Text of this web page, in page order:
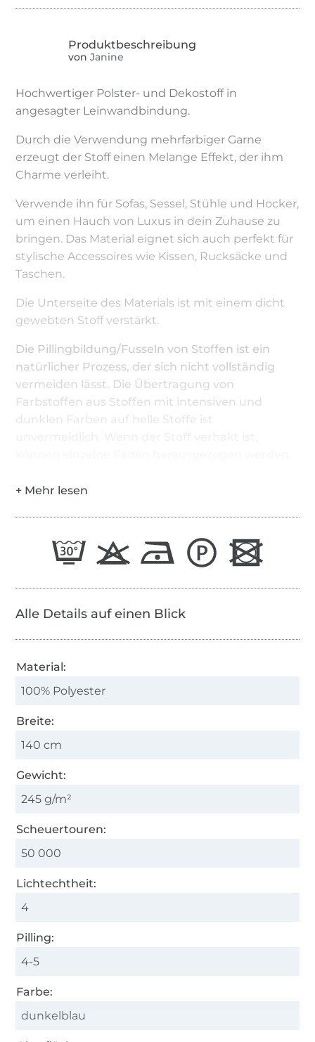
von Janine
Hochwertiger Polster- und Dekostoff in
angesagter Leinwandbindung.
Durch die Verwendung mehrfarbiger Garne
erzeugt der Stoff einen Melange Effekt, der ihm
Charme verleiht.
Verwende ihn für Sofas, Sessel, Stühle und Hocker,
um einen Hauch von Luxus in dein Zuhause zu
bringen. Das Material eignet sich auch perfekt für
stylische Accessoires wie Kissen, Rucksäcke und
Taschen.
Die Unterseite des Materials ist mit einem dicht
gewebten Stoff verstärkt.
Die Pillingbildung/Fusseln von Stoffen ist ein
natürlicher Prozess, der sich nicht vollständig
vermeiden lässt. Die Übertragung von
Farbstoffen aus Stoffen mit intensiven und
dunklen Farben auf helle Stoffe ist
Alle Details auf einen Blick
Material:
100% Polyester
Breite:
140 cm
Gewicht:
245 g/m²
Scheuertouren:
50 000
Lichtechtheit:
4
Pilling:
4-5
Farbe:
dunkelblau